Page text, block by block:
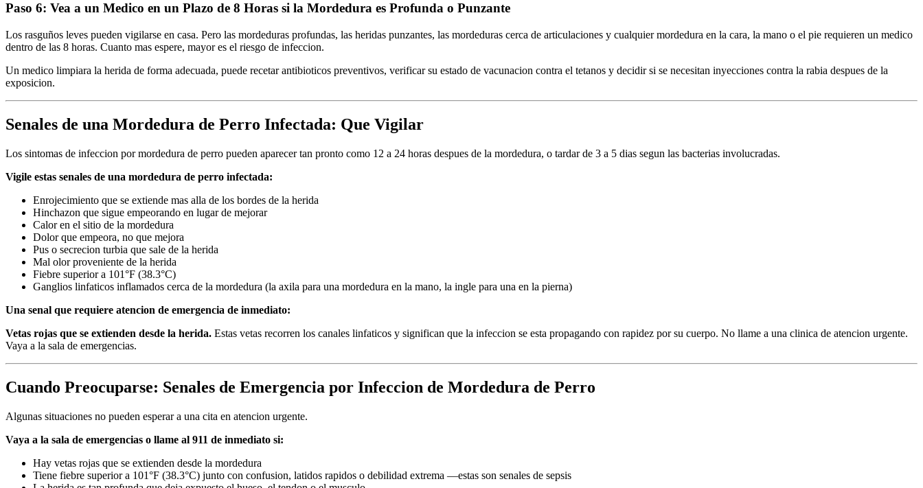
Paso 6: Vea a un Medico en un Plazo de 8 Horas si la Mordedura es Profunda o Punzante
Los rasguños leves pueden vigilarse en casa. Pero las mordeduras profundas, las heridas punzantes, las mordeduras cerca de articulaciones y cualquier mordedura en la cara, la mano o el pie requieren un medico
dentro de las 8 horas. Cuanto mas espere, mayor es el riesgo de infeccion.
Un medico limpiara la herida de forma adecuada, puede recetar antibioticos preventivos, verificar su estado de vacunacion contra el tetanos y decidir si se necesitan inyecciones contra la rabia despues de la
exposicion.
Senales de una Mordedura de Perro Infectada: Que Vigilar
Los sintomas de infeccion por mordedura de perro pueden aparecer tan pronto como 12 a 24 horas despues de la mordedura, o tardar de 3 a 5 dias segun las bacterias involucradas.
Vigile estas senales de una mordedura de perro infectada:
Enrojecimiento que se extiende mas alla de los bordes de la herida
Hinchazon que sigue empeorando en lugar de mejorar
Calor en el sitio de la mordedura
Dolor que empeora, no que mejora
Pus o secrecion turbia que sale de la herida
Mal olor proveniente de la herida
Fiebre superior a 101°F (38.3°C)
Ganglios linfaticos inflamados cerca de la mordedura (la axila para una mordedura en la mano, la ingle para una en la pierna)
Una senal que requiere atencion de emergencia de inmediato:
Vetas rojas que se extienden desde la herida. Estas vetas recorren los canales linfaticos y significan que la infeccion se esta propagando con rapidez por su cuerpo. No llame a una clinica de atencion urgente.
Vaya a la sala de emergencias.
Cuando Preocuparse: Senales de Emergencia por Infeccion de Mordedura de Perro
Algunas situaciones no pueden esperar a una cita en atencion urgente.
Vaya a la sala de emergencias o llame al 911 de inmediato si:
Hay vetas rojas que se extienden desde la mordedura
Tiene fiebre superior a 101°F (38.3°C) junto con confusion, latidos rapidos o debilidad extrema —estas son senales de sepsis